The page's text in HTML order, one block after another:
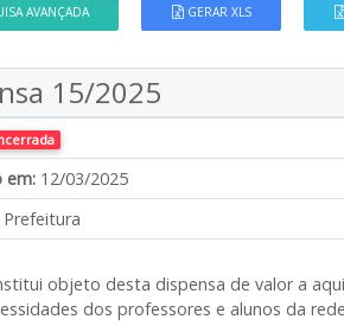
AVANÇADA GERAR XLS
15/2025
em: 12/03/2025
Prefeitura
objeto desta dispensa de valor a
dos professores e alunos da